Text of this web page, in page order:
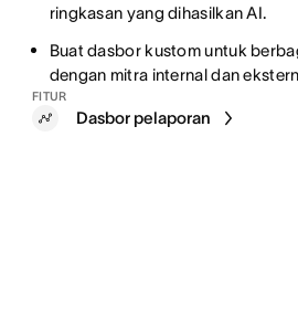
ringkasan yang dihasilkan AI.
Buat dasbor kustom untuk
dengan mitra internal dan
FITUR
Dasbor pelaporan